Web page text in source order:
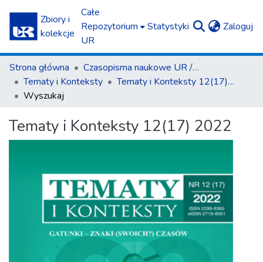
Zbiory i
kolekcje
Całe
Repozytorium
UR
Statystyki Zaloguj
Strona główna
Czasopisma naukowe UR / Scientific Journals
Tematy i Konteksty
Tematy i Konteksty 12(17) 2022
Wyszukaj
Tematy i Konteksty 12(17) 2022